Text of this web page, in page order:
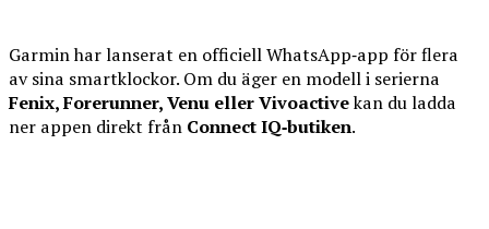
Garmin har lanserat en officiell WhatsApp‑app för flera
av sina smartklockor. Om du äger en modell i serierna
Fenix, Forerunner, Venu eller Vivoactivekan du ladda
ner appen direkt från Connect IQ‑butiken.